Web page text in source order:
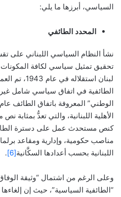
السياسي، أبرزها ما يلي:
المحدد الطائفي
نشأ النظام السياسي اللبناني على
تحقيق تمثيل سياسي لكافة المكونات
لبنان
الطائفية في اتفاق سياسي شامل
كنص مستحدث عمل على دسترة
مناصب حكومية، وإدارية ومقاعد
اللبنانية بحسب أعدادها السكَّانية[6]
.
وعلى الرغم من اشتمال “وثيقة
“الطائفية السياسية”، حيث إن